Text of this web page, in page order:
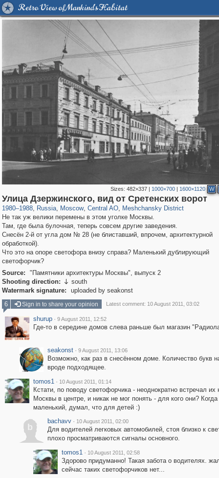
Retro View of Mankind's Habitat
Sizes:482×337 | 1000×700 | 1600×1120 W
Улица Дзержинского, вид от Сретенских ворот
1980–1988, Russia
1,406,672 29,243
, Moscow
319,864 8,286
, Central AO
160,010 5,916
, Meshchansky District
10,185 264
Не так уж велики перемены в этом уголке Москвы.
Там, где была булочная, теперь совсем другие заведения.
Снесён 2-й от угла дом № 28 (не блиставший, впрочем, архитектурной
обработкой).
Что это на опоре светофора внизу справа? Маленький дублирующий
светофорчик?
Source:
"Памятники архитектуры Москвы", выпуск 2
Shooting direction:  south
Watermark signature:
uploaded by seakonst
6
Sign in to share your opinion Latest comment: 10 August 2011, 03:02
shurup · 9 August 2011, 12:52
Где-то в середине домов слева раньше был магазин
seakonst · 9 August 2011, 13:06
Возможно, как раз в снесённом доме. Количество букв
вроде подходящее.
tomos1 · 10 August 2011, 01:14
Кстати, по поводу светофорчика - неоднократно встречал их
Москвы в центре, и никак не мог понять - для кого они?
маленький, думал, что для детей :)
b
bachavv · 10 August 2011, 02:00
Для водителей легковых автомобилей, стоя близко к
плохо просматриваются сигналы основного.
tomos1 · 10 August 2011, 02:58
Здорово придуманно! Такая забота о водителях.
сейчас таких светофорчиков нет...